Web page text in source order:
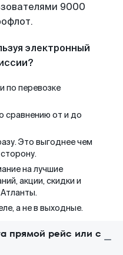
9000
электронный
по перевозке
сравнению от и до
Это выгоднее чем
на лучшие
акции, скидки и
а не в выходные.
прямой рейс или с